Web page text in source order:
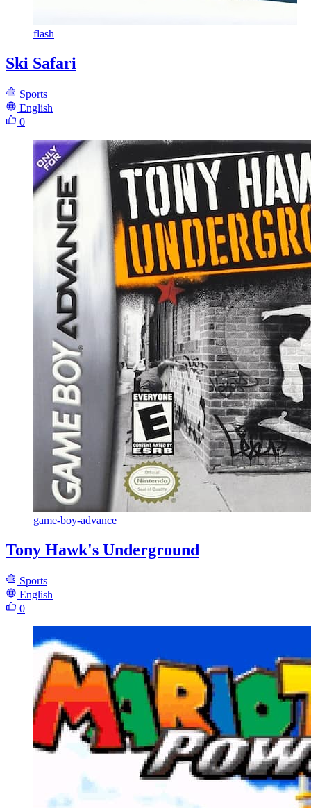
flash
Ski Safari
Sports
English
0
game-boy-advance
Tony Hawk's Underground
Sports
English
0